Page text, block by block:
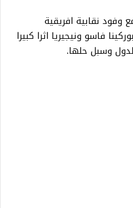
نقابية افريقية
فاسو ونيجيريا اثرا كبيرا
وسبل حلها.